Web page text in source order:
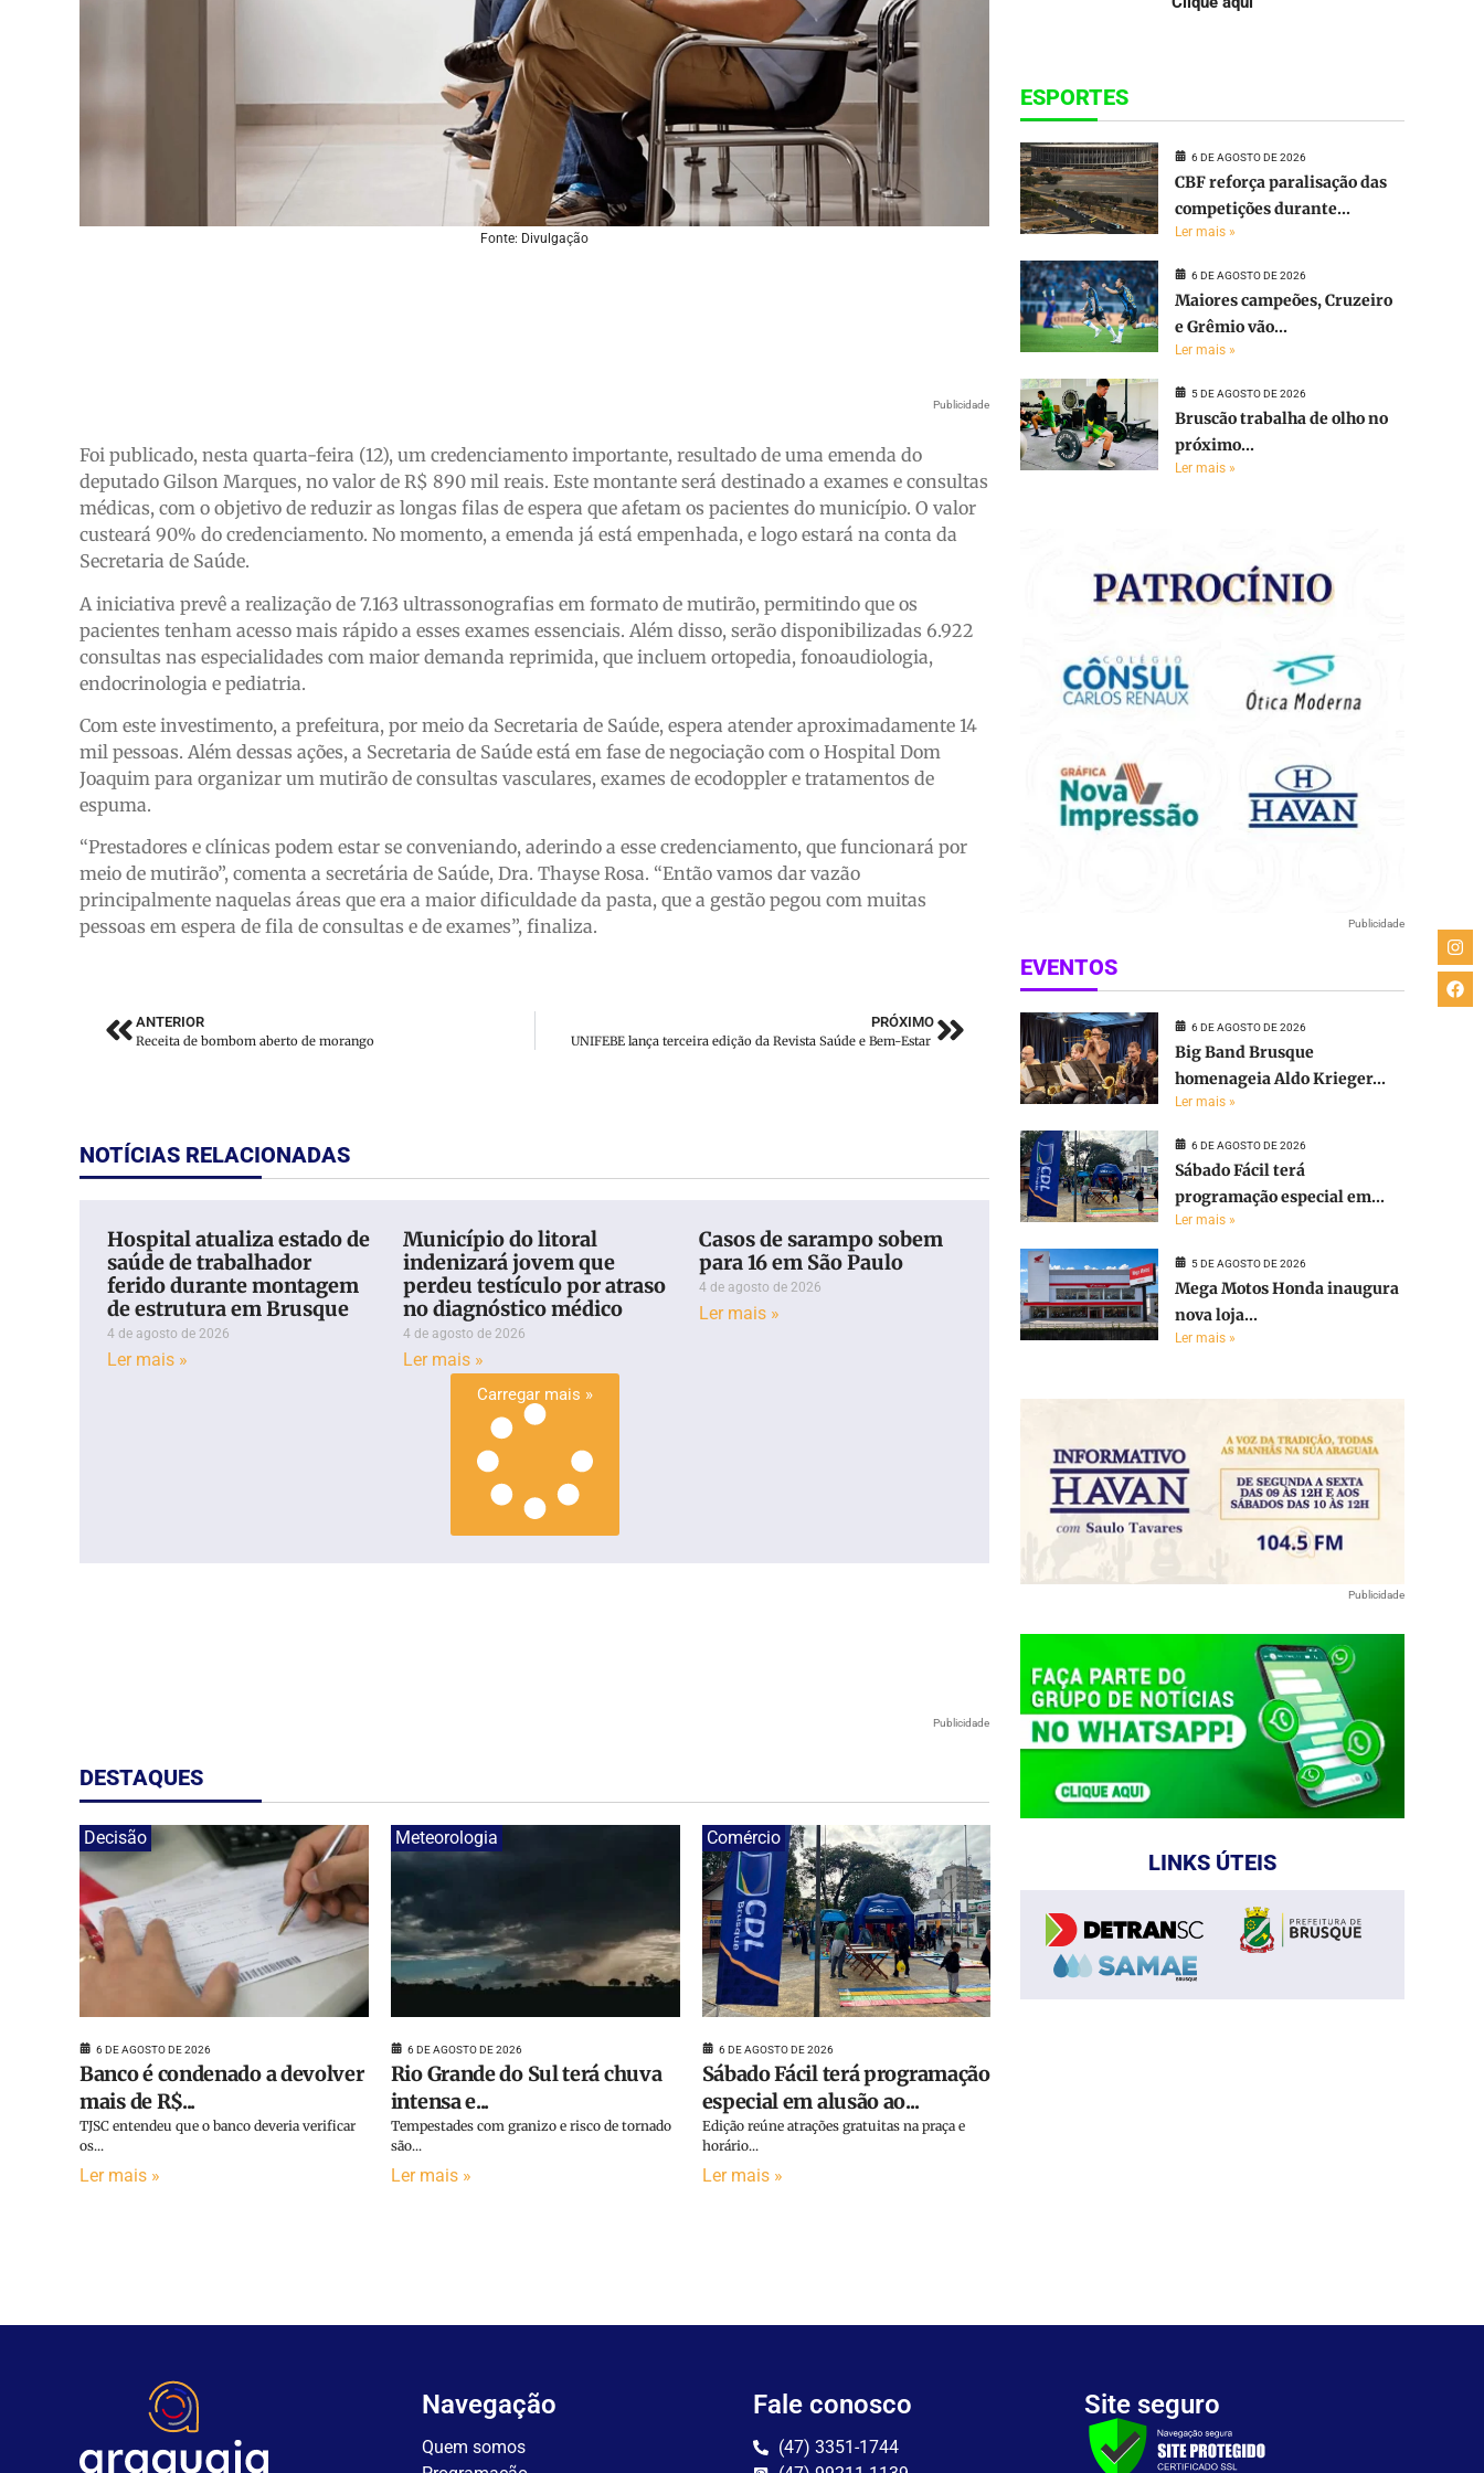
Fonte: Divulgação
Publicidade
Foi publicado, nesta quarta-feira (12), um credenciamento importante, resultado de uma emenda do
deputado Gilson Marques, no valor de R$ 890 mil reais. Este montante será destinado a exames e consultas
médicas, com o objetivo de reduzir as longas filas de espera que afetam os pacientes do município. O valor
custeará 90% do credenciamento. No momento, a emenda já está empenhada, e logo estará na conta da
Secretaria de Saúde.
A iniciativa prevê a realização de 7.163 ultrassonografias em formato de mutirão, permitindo que os
pacientes tenham acesso mais rápido a esses exames essenciais. Além disso, serão disponibilizadas 6.922
consultas nas especialidades com maior demanda reprimida, que incluem ortopedia, fonoaudiologia,
endocrinologia e pediatria.
Com este investimento, a prefeitura, por meio da Secretaria de Saúde, espera atender aproximadamente 14
mil pessoas. Além dessas ações, a Secretaria de Saúde está em fase de negociação com o Hospital Dom
Joaquim para organizar um mutirão de consultas vasculares, exames de ecodoppler e tratamentos de
espuma.
“Prestadores e clínicas podem estar se conveniando, aderindo a esse credenciamento, que funcionará por
meio de mutirão”, comenta a secretária de Saúde, Dra. Thayse Rosa. “Então vamos dar vazão
principalmente naquelas áreas que era a maior dificuldade da pasta, que a gestão pegou com muitas
pessoas em espera de fila de consultas e de exames”, finaliza.
ANTERIOR
Receita de bombom aberto de morango
PRÓXIMO
UNIFEBE lança terceira edição da Revista Saúde e Bem-Estar
NOTÍCIAS RELACIONADAS
Hospital atualiza estado de
saúde de trabalhador
ferido durante montagem
de estrutura em Brusque
4 de agosto de 2026
Ler mais »
Município do litoral
indenizará jovem que
perdeu testículo por atraso
no diagnóstico médico
4 de agosto de 2026
Ler mais »
Casos de sarampo sobem
para 16 em São Paulo
4 de agosto de 2026
Ler mais »
Carregar mais »
Publicidade
DESTAQUES
Decisão
6 DE AGOSTO DE 2026
Banco é condenado a devolver
mais de R$...
TJSC entendeu que o banco deveria verificar
os...
Ler mais »
Meteorologia
6 DE AGOSTO DE 2026
Rio Grande do Sul terá chuva
intensa e...
Tempestades com granizo e risco de tornado
são...
Ler mais »
Comércio
6 DE AGOSTO DE 2026
Sábado Fácil terá programação
especial em alusão ao...
Edição reúne atrações gratuitas na praça e
horário...
Ler mais »
ESPORTES
6 DE AGOSTO DE 2026
CBF reforça paralisação das
competições durante...
Ler mais »
6 DE AGOSTO DE 2026
Maiores campeões, Cruzeiro
e Grêmio vão...
Ler mais »
5 DE AGOSTO DE 2026
Bruscão trabalha de olho no
próximo...
Ler mais »
Publicidade
EVENTOS
6 DE AGOSTO DE 2026
Big Band Brusque
homenageia Aldo Krieger...
Ler mais »
6 DE AGOSTO DE 2026
Sábado Fácil terá
programação especial em...
Ler mais »
5 DE AGOSTO DE 2026
Mega Motos Honda inaugura
nova loja...
Ler mais »
Publicidade
LINKS ÚTEIS
Navegação
Quem somos
Fale conosco
(47) 3351-1744
Site seguro